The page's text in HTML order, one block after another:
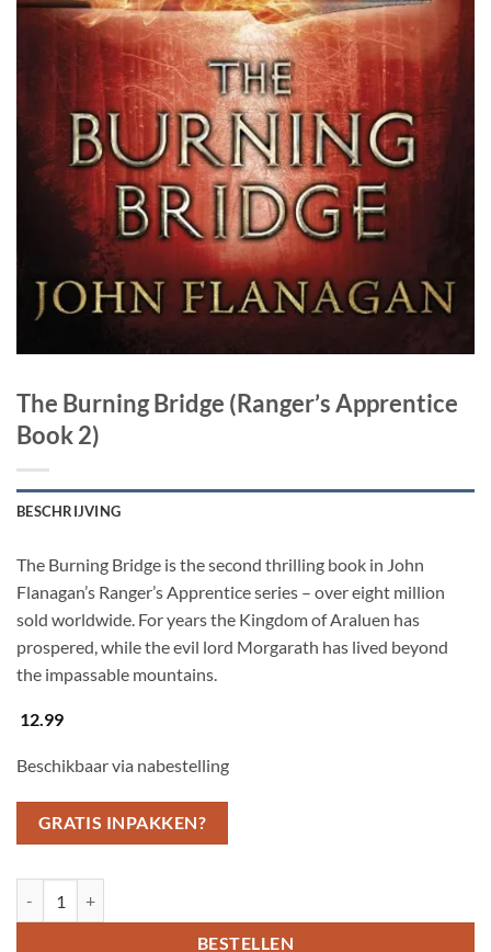
The Burning Bridge (Ranger’s Apprentice
Book 2)
BESCHRIJVING
The Burning Bridge is the second thrilling book in John
Flanagan’s Ranger’s Apprentice series – over eight million
sold worldwide. For years the Kingdom of Araluen has
prospered, while the evil lord Morgarath has lived beyond
the impassable mountains.
12.99
Beschikbaar via nabestelling
GRATIS INPAKKEN?
BESTELLEN